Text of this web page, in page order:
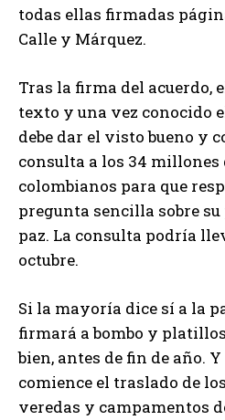
todas ellas firmadas
Calle y Márquez.
Tras la firma del acuerdo,
texto y una vez conocido
debe dar el visto bueno y
consulta a los 34 millones
colombianos para que
pregunta sencilla sobre
paz. La consulta podría
octubre.
Si la mayoría dice sí a la
firmará a bombo y
bien, antes de fin de año.
comience el traslado de
veredas y campamentos